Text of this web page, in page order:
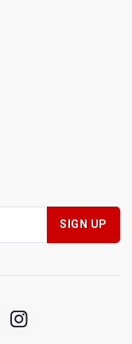
Batas Waktu
2026, Promosikan
Rampung 2026
Gratis di Pos
Budaya Lembah